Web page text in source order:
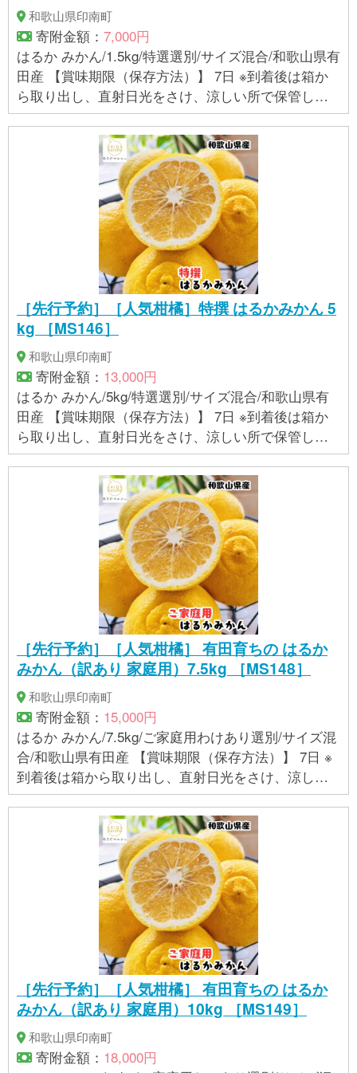
和歌山県印南町
寄附金額： 7,000円
はるか みかん/1.5kg/特選選別/サイズ混合/和歌山県有
田産 【賞味期限（保存方法）】 7日 ※到着後は箱か
ら取り出し、直射日光をさけ、涼しい所で保管し、
できるだけお早めにお召し上がりください。 【アレ
ルギー】 オレンジ ※ 表示内容に関しては各事業者の
指定に基づき掲載しており、一切の内容を保証する
ものではございません。 ※ご不明の点がございました
ら事業者まで直接お問い合わせ下さい。
［先行予約］［人気柑橘］特撰 はるかみかん 5
kg ［MS146］
和歌山県印南町
寄附金額： 13,000円
はるか みかん/5kg/特選選別/サイズ混合/和歌山県有
田産 【賞味期限（保存方法）】 7日 ※到着後は箱か
ら取り出し、直射日光をさけ、涼しい所で保管し、
できるだけお早めにお召し上がりください。 【アレ
ルギー】 オレンジ ※ 表示内容に関しては各事業者の
指定に基づき掲載しており、一切の内容を保証する
ものではございません。 ※ご不明の点がございました
ら事業者まで直接お問い合わせ下さい。
［先行予約］［人気柑橘］ 有田育ちの はるか
みかん（訳あり 家庭用）7.5kg ［MS148］
和歌山県印南町
寄附金額： 15,000円
はるか みかん/7.5kg/ご家庭用わけあり選別/サイズ混
合/和歌山県有田産 【賞味期限（保存方法）】 7日 ※
到着後は箱から取り出し、直射日光をさけ、涼しい
所で保管し、できるだけお早めにお召し上がりくだ
は各事業者の指定に基づき掲載しており、一切の内
容を保証するものではございません。 ※ご不明の点が
ございましたら事業者まで直接お問い合わせ下さ
［先行予約］［人気柑橘］ 有田育ちの はるか
みかん（訳あり 家庭用）10kg ［MS149］
和歌山県印南町
寄附金額： 18,000円